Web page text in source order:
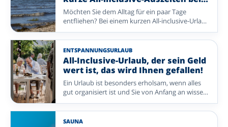
Mittelpunkt – ohne dass Sie selbst viel
organisieren müssen. Ob Sie zu zweit verreisen
oder sich allein ein paar erholsame Tage gönnen
möchten: Lassen Sie den Alltag hinter sich und
kehren Sie gut erholt nach Hause zurück.
Enjoyhotels
Möchten Sie dem Alltag für ein paar Tage
entfliehen? Bei einem kurzen All-inclusive-Urlaub
mit Enjoyhotels genießen Sie in wenigen Tagen
alles, was eine Auszeit besonders macht. Von
frischer Seeluft auf den Watteninseln bis zu
reizvollen Landschaften und charmanten Orten
in Deutschland und Belgien ist Ihr Aufenthalt
rundum organisiert – Sie müssen nur noch
genießen.
ENTSPANNUNGSURLAUB
All-Inclusive-Urlaub, der sein Geld
wert ist, das wird Ihnen gefallen!
Ein Urlaub ist besonders erholsam, wenn alles
gut organisiert ist und Sie von Anfang an wissen,
was Sie erwartet. Bei Enjoyhotels genießen Sie
einen rundum betreuten All-inclusive-
Aufenthalt, bei dem Komfort, Geselligkeit und
SAUNA